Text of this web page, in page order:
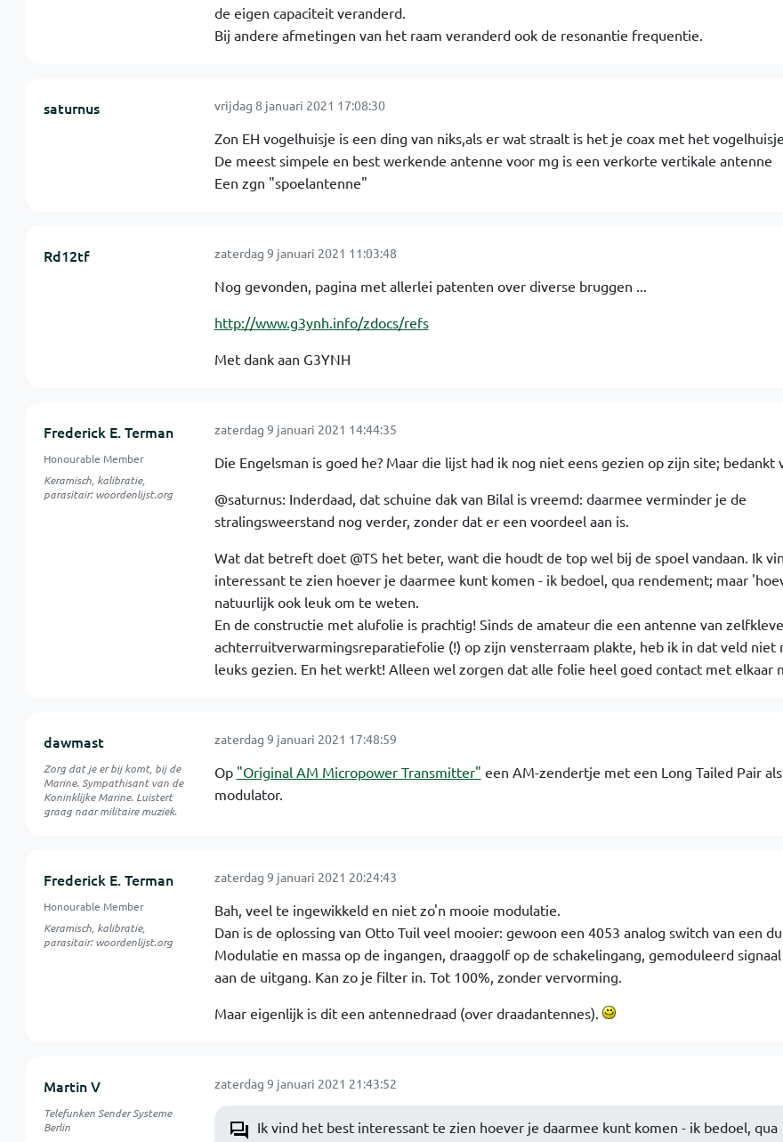
de eigen capaciteit veranderd.
Bij andere afmetingen van het raam veranderd ook de resonantie frequentie.
saturnus vrijdag 8 januari 2021 17:08:30
Zon EH vogelhuisje is een ding van niks,als er wat straalt is het je coax met het
De meest simpele en best werkende antenne voor mg is een verkorte vertikale antenne
Een zgn "spoelantenne"
Rd12tf zaterdag 9 januari 2021 11:03:48
Nog gevonden, pagina met allerlei patenten over diverse bruggen ...
http://www.g3ynh.info/zdocs/refs
Met dank aan G3YNH
Frederick E. Terman
Honourable Member
Keramisch, kalibratie,
parasitair: woordenlijst.org
zaterdag 9 januari 2021 14:44:35
Die Engelsman is goed he? Maar die lijst had ik nog niet eens gezien op zijn site; bedankt
@saturnus: Inderdaad, dat schuine dak van Bilal is vreemd: daarmee verminder je de
stralingsweerstand nog verder, zonder dat er een voordeel aan is.
Wat dat betreft doet @TS het beter, want die houdt de top wel bij de spoel vandaan. Ik
interessant te zien hoever je daarmee kunt komen - ik bedoel, qua rendement; maar
natuurlijk ook leuk om te weten.
En de constructie met alufolie is prachtig! Sinds de amateur die een antenne van
achterruitverwarmingsreparatiefolie (!) op zijn vensterraam plakte, heb ik in dat veld niet
leuks gezien. En het werkt! Alleen wel zorgen dat alle folie heel goed contact met elkaar
dawmast
Zorg dat je er bij komt, bij de
Marine. Sympathisant van de
Koninklijke Marine. Luistert
graag naar militaire muziek.
zaterdag 9 januari 2021 17:48:59
Op "Original AM Micropower Transmitter" een AM-zendertje met een Long Tailed Pair
modulator.
Frederick E. Terman
Honourable Member
Keramisch, kalibratie,
parasitair: woordenlijst.org
zaterdag 9 januari 2021 20:24:43
Bah, veel te ingewikkeld en niet zo'n mooie modulatie.
Dan is de oplossing van Otto Tuil veel mooier: gewoon een 4053 analog switch van een
Modulatie en massa op de ingangen, draaggolf op de schakelingang, gemoduleerd
aan de uitgang. Kan zo je filter in. Tot 100%, zonder vervorming.
Maar eigenlijk is dit een antennedraad (over draadantennes).
Martin V
Telefunken Sender Systeme
Berlin
zaterdag 9 januari 2021 21:43:52
Ik vind het best interessant te zien hoever je daarmee kunt komen - ik bedoel, qua